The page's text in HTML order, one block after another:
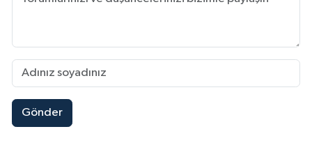
Gönder